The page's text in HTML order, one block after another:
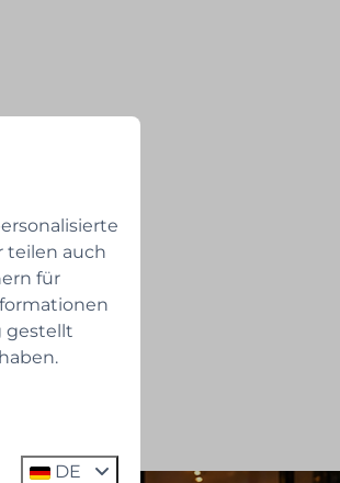
teilen auch
für
gestellt
DE